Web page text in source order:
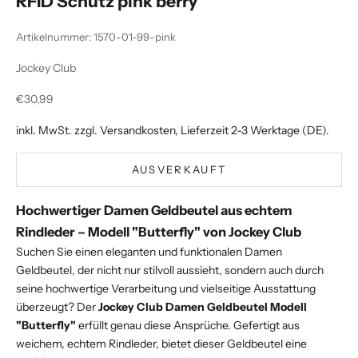
Artikelnummer: 1570-01-99-pink
Jockey Club
Angebot
€30,99
inkl. MwSt. zzgl. Versandkosten, Lieferzeit 2-3 Werktage (DE).
AUSVERKAUFT
Hochwertiger Damen Geldbeutel aus echtem
Rindleder – Modell "Butterfly" von Jockey Club
Suchen Sie einen eleganten und funktionalen Damen
Geldbeutel, der nicht nur stilvoll aussieht, sondern auch durch
seine hochwertige Verarbeitung und vielseitige Ausstattung
überzeugt? DerJockey Club Damen Geldbeutel Modell
"Butterfly" erfüllt genau diese Ansprüche. Gefertigt aus
weichem, echtem Rindleder, bietet dieser Geldbeutel eine